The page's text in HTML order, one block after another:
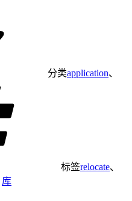
分类application、
标签relocate、
库